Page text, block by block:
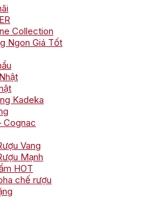
Collection
Ngon Giá Tốt
Kadeka
Cognac
Vang
Mạnh
HOT
chế rượu